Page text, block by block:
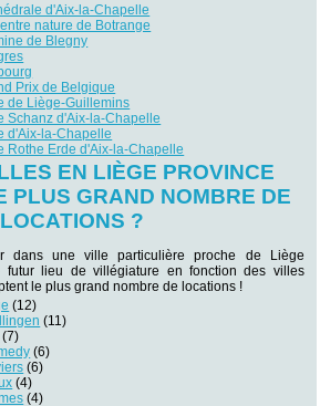
d'Aix-la-Chapelle
nature de Botrange
de Blegny
Prix de Belgique
de Liège-Guillemins
Schanz d'Aix-la-Chapelle
d'Aix-la-Chapelle
Rothe Erde d'Aix-la-Chapelle
EN LIÈGE PROVINCE
PLUS GRAND NOMBRE DE
LOCATIONS ?
dans une ville particulière proche de Liège
futur lieu de villégiature en fonction des villes
le plus grand nombre de locations !
(12)
(11)
(7)
(6)
(6)
(4)
(4)